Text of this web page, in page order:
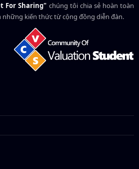
For Sharing" chúng tôi chia sẻ hoàn toàn
những kiến thức từ cộng đồng diễn đàn.